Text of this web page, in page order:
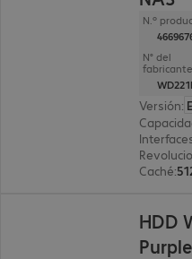
N.º
N° del
Versión:
Caché:
HDD